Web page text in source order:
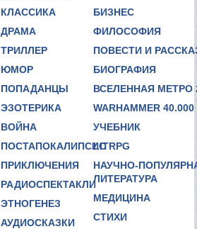
КЛАССИКА
ДРАМА
ТРИЛЛЕР
ЮМОР
ПОПАДАНЦЫ
ЭЗОТЕРИКА
ВОЙНА
ПОСТАПОКАЛИПСИС
ПРИКЛЮЧЕНИЯ
РАДИОСПЕКТАКЛИ
ЭТНОГЕНЕЗ
АУДИОСКАЗКИ
БИЗНЕС
ФИЛОСОФИЯ
ПОВЕСТИ И
БИОГРАФИЯ
ВСЕЛЕННАЯ МЕТРО
WARHAMMER 40.000
УЧЕБНИК
LITRPG
НАУЧНО-
ЛИТЕРАТУРА
МЕДИЦИНА
СТИХИ